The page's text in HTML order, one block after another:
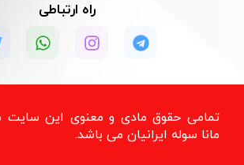
راه ارتباطی
تمامی حقوق مادی و معنوی این سایت
مانا سوله ایرانیان می باشد.